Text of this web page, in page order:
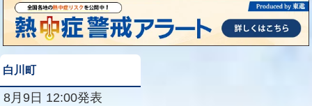
白川町
8月9日 12:00発表